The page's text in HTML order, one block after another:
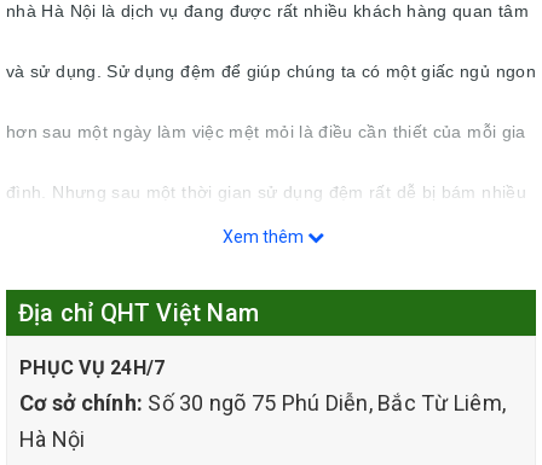
nhà Hà Nội là dịch vụ đang được rất nhiều khách hàng quan tâm
và sử dụng. Sử dụng đệm để giúp chúng ta có một giấc ngủ ngon
hơn sau một ngày làm việc mệt mỏi là điều cần thiết của mỗi gia
đình. Nhưng sau một thời gian sử dụng đệm rất dễ bị bám nhiều
giấc ngủ của mình. Vì vậy việc giặt đệm tại nhà thường xuyên là
việc vô cùng cần thiết với mỗi gia đình. Nên mọi gia đình đều tìm
cho mình một công ty cung cấp dịch vụ giặt đệm tại nhà đảm bảo
Xem thêm
Địa chỉ QHT Việt Nam
PHỤC VỤ 24H/7
Cơ sở chính: Số 30 ngõ 75 Phú Diễn, Bắc Từ Liêm,
Hà Nội